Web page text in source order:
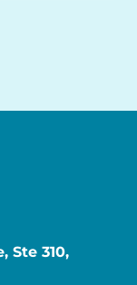
Ste 310,